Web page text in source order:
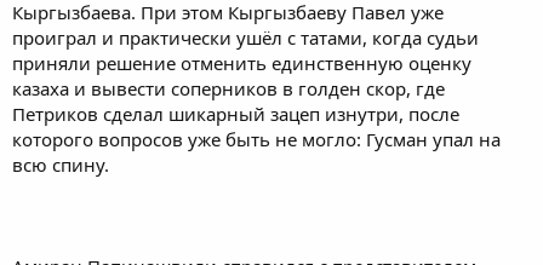
Кыргызбаева. При этом Кыргызбаеву Павел уже
проиграл и практически ушёл с татами, когда судьи
приняли решение отменить единственную оценку
казаха и вывести соперников в голден скор, где
Петриков сделал шикарный зацеп изнутри, после
которого вопросов уже быть не могло: Гусман упал на
всю спину.